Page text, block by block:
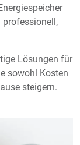
Lösungen für
sowohl Kosten
steigern.